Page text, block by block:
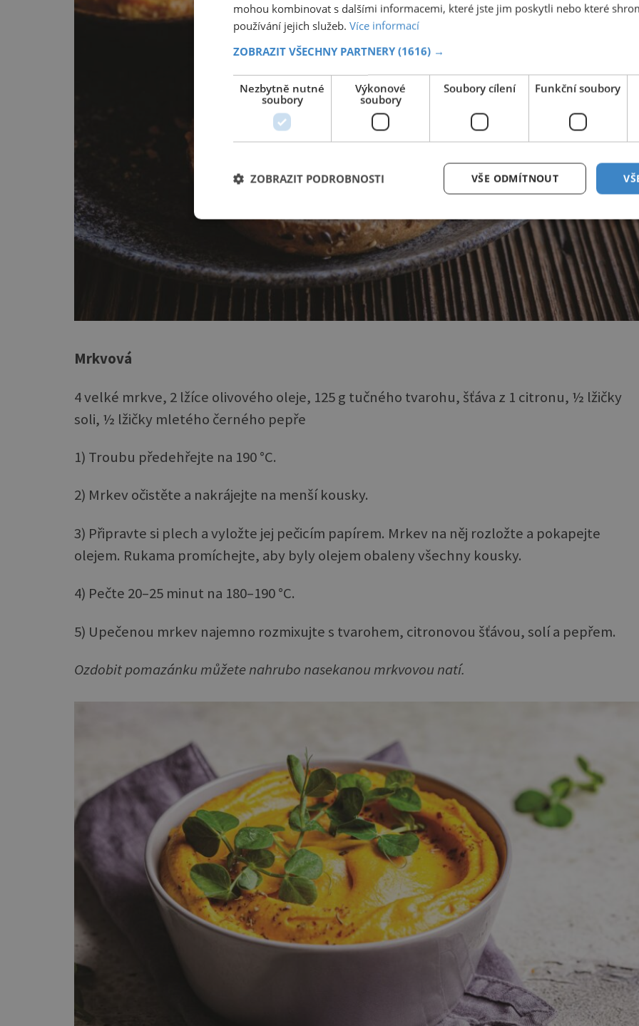
Mrkvová
4 velké mrkve, 2 lžíce olivového oleje, 125 g tučného tvarohu, šťáva z 1 citronu, ½ lžičky
soli, ½ lžičky mletého černého pepře
1) Troubu předehřejte na 190 °C.
2) Mrkev očistěte a nakrájejte na menší kousky.
3) Připravte si plech a vyložte jej pečicím papírem. Mrkev na něj rozložte a pokapejte
olejem. Rukama promíchejte, aby byly olejem obaleny všechny kousky.
4) Pečte 20–25 minut na 180–190 °C.
5) Upečenou mrkev najemno rozmixujte s tvarohem, citronovou šťávou, solí a pepřem.
Ozdobit pomazánku můžete nahrubo nasekanou mrkvovou natí.
mohou kombinovat s dalšími informacemi, které jste jim poskytli nebo které
používání jejich služeb. Více informací
ZOBRAZIT VŠECHNY PARTNERY (1616) →
Nezbytně nutné
soubory
Výkonové
soubory
Soubory cílení Funkční soubory
VŠE ODMÍTNOUT
ZOBRAZIT PODROBNOSTI